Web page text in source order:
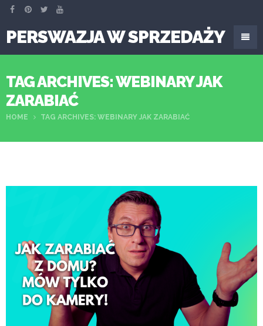
PERSWAZJA W SPRZEDAŻY
TAG ARCHIVES: WEBINARY JAK
ZARABIAĆ
HOME TAG ARCHIVES: WEBINARY JAK ZARABIAĆ